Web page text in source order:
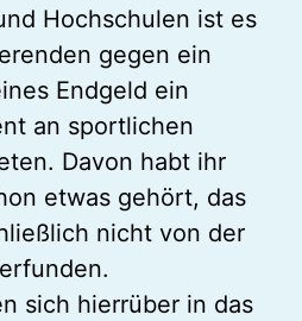
Hochschulen ist es
gegen ein
Endgeld ein
an sportlichen
Davon habt ihr
etwas gehört, das
nicht von der
sich hierrüber in das